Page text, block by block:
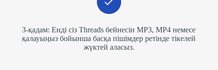
3-қадам: Енді сіз Threads бейнесін MP3, MP4 немесе
қалауыңыз бойынша басқа пішімдер ретінде тікелей
жүктей аласыз.